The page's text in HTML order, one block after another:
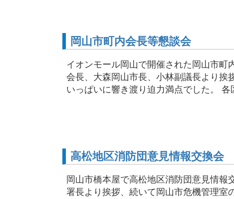
岡山市町内会長等懇談会
イオンモール岡山で開催された岡山市
会長、大森岡山市長、小林副議長より挨
いっぱいに響き渡り迫力満点でした。
高松地区消防団意見情報交換会
岡山市橋本屋で高松地区消防団意見情報
署長より挨拶、続いて岡山市危機管理室